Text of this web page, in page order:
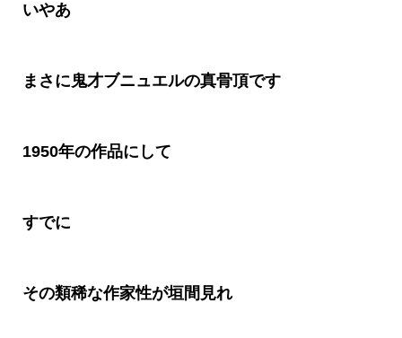
いやあ
まさに鬼才ブニュエルの真骨頂です
1950年の作品にして
すでに
その類稀な作家性が垣間見れ